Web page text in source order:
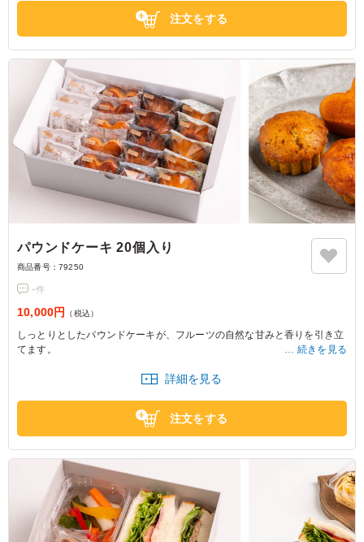
注文をする
パウンドケーキ 20個入り
商品番号： 79250
-件
10,000円 （税込）
しっとりとしたパウンドケーキが、フルーツの自然な甘みと香りを引き立
てます。
皆さまのひとときを彩ります。
※紙おしぼりが必要な場合は、「ご飯の種類」プルダウンよりご選択くだ
続きを見る
詳細を見る
注文をする